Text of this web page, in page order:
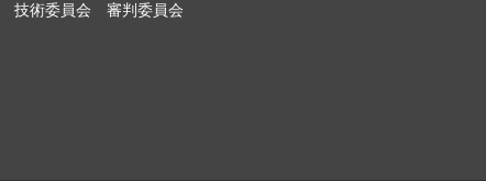
技術委員会
審判委員会